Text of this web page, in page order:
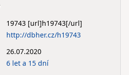
19743
http://dbher.cz/h19743
26.07.2020
6 let a 15 dní